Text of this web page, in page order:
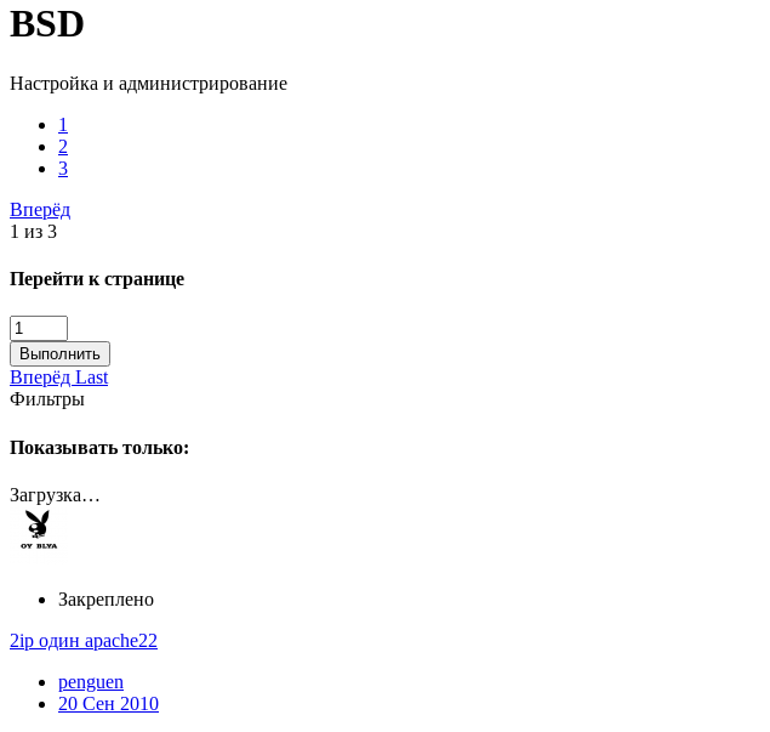
BSD
Настройка и администрирование
1
2
3
Вперёд
1 из 3
Перейти к странице
Выполнить
Вперёд Last
Фильтры
Показывать только:
Загрузка…
Закреплено
2ip один apache22
penguen
20 Сен 2010